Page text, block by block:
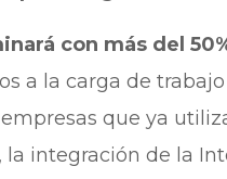
con más del
a la carga de
empresas que ya
la integración de la